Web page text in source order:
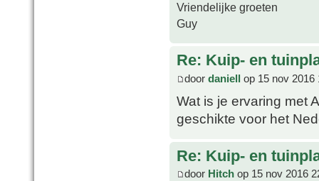
Vriendelijke groeten
Guy
Re: Kuip- en
door daniell op 15 nov 2016
Wat is je ervaring met
geschikte voor het
Re: Kuip- en
door Hitch op 15 nov 2016